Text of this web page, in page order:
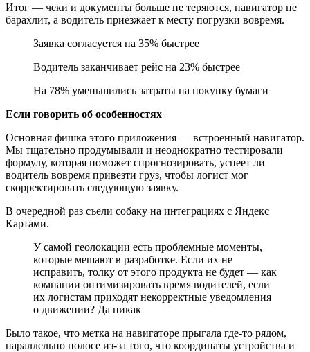
Итог — чеки и документы больше не теряются, навигатор не
барахлит, а водитель приезжает к месту погрузки вовремя.
Заявка согласуется на 35% быстрее
Водитель заканчивает рейс на 23% быстрее
На 78% уменьшились затраты на покупку бумаги
Если говорить об особенностях
Основная фишка этого приложения — встроенный навигатор.
Мы тщательно продумывали и неоднократно тестировали
формулу, которая поможет спрогнозировать, успеет ли
водитель вовремя привезти груз, чтобы логист мог
скорректировать следующую заявку.
В очередной раз съели собаку на интеграциях с Яндекс
Картами.
У самой геолокации есть проблемные моменты,
которые мешают в разработке. Если их не
исправить, толку от этого продукта не будет — как
компании оптимизировать время водителей, если
их логистам приходят некорректные уведомления
о движении? Да никак
Было такое, что метка на навигаторе прыгала где-то рядом,
параллельно полосе из-за того, что координаты устройства и